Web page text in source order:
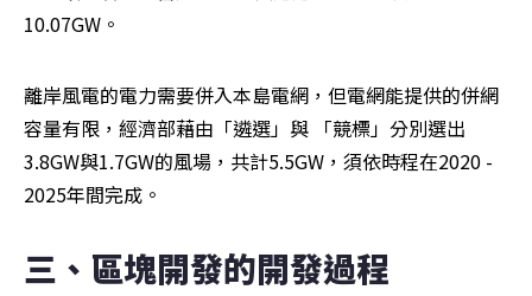
10.07GW。
離岸風電的電力需要併入本島電網，但電網能提供的併網
容量有限，經濟部藉由「遴選」與 「競標」分別選出
3.8GW與1.7GW的風場，共計5.5GW，須依時程在2020 -
2025年間完成。
三、區塊開發的開發過程